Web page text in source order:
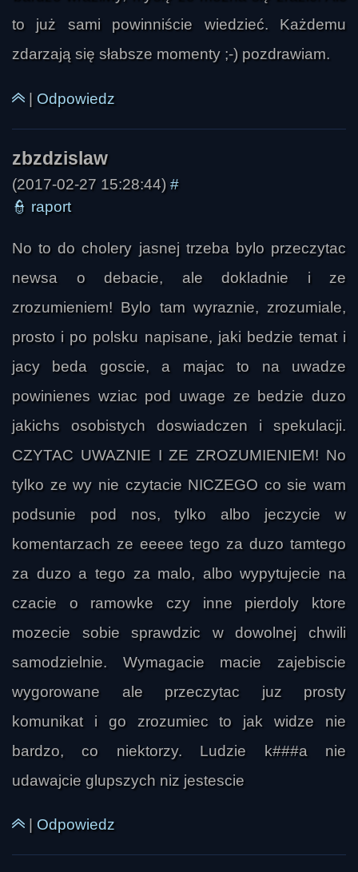
to już sami powinniście wiedzieć. Każdemu
zdarzają się słabsze momenty ;-) pozdrawiam.
| Odpowiedz
(2017-02-27 15:28:44) #
👮 raport
No to do cholery jasnej trzeba bylo przeczytac
newsa o debacie, ale dokladnie i ze
zrozumieniem! Bylo tam wyraznie, zrozumiale,
prosto i po polsku napisane, jaki bedzie temat i
jacy beda goscie, a majac to na uwadze
powinienes wziac pod uwage ze bedzie duzo
jakichs osobistych doswiadczen i spekulacji.
CZYTAC UWAZNIE I ZE ZROZUMIENIEM! No
tylko ze wy nie czytacie NICZEGO co sie wam
podsunie pod nos, tylko albo jeczycie w
komentarzach ze eeeee tego za duzo tamtego
za duzo a tego za malo, albo wypytujecie na
czacie o ramowke czy inne pierdoly ktore
mozecie sobie sprawdzic w dowolnej chwili
samodzielnie. Wymagacie macie zajebiscie
wygorowane ale przeczytac juz prosty
komunikat i go zrozumiec to jak widze nie
bardzo, co niektorzy. Ludzie k###a nie
udawajcie glupszych niz jestescie
Odpowiedz
kuki
dejwid ajk